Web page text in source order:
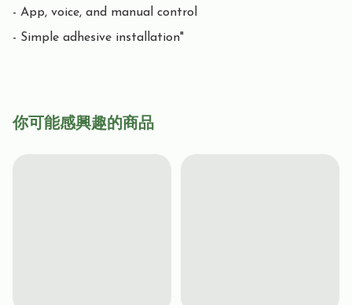
- App, voice, and manual control
- Simple adhesive installation"
你可能感興趣的商品